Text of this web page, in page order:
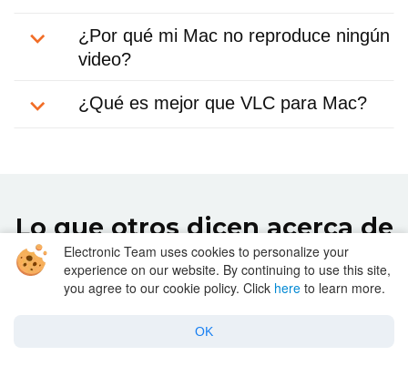
Electronic Team uses cookies to personalize your
experience on our website. By continuing to use this site,
you agree to our cookie policy. Click here to learn more.
OK
¿Por qué mi Mac no reproduce ningún
video?
¿Qué es mejor que VLC para Mac?
Lo que otros dicen acerca de
Elmedia